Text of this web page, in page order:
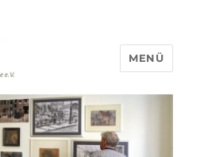
Berlin
MENÜ